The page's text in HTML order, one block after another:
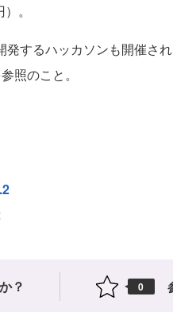
。
するハッカソンも開催さ
照のこと。
？ 0